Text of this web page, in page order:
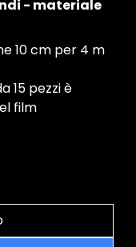
- materiale
10 cm per 4 m
15 pezzi è
film